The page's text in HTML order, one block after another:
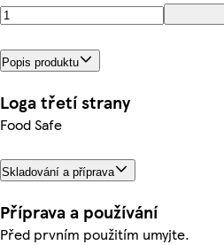
Popis produktu
Loga třetí strany
Food Safe
Skladování a příprava
Příprava a používání
Před prvním použitím umyjte.